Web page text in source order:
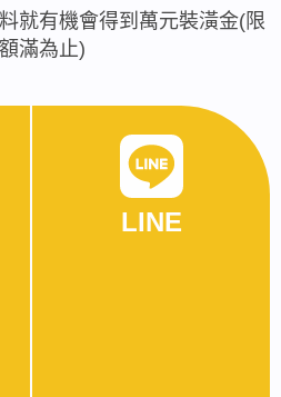
就有機會得到萬元裝潢金(限
滿為止)
LINE